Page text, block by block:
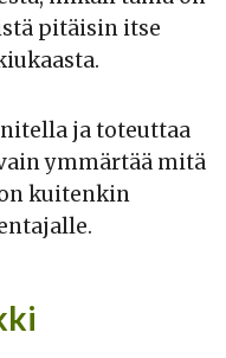
pitäisin itse
ja toteuttaa
ymmärtää mitä
kuitenkin